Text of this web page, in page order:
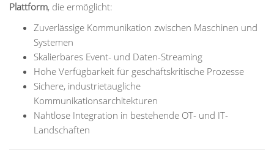
Plattform, die ermöglicht:
Zuverlässige Kommunikation zwischen Maschinen und
Systemen
Skalierbares Event- und Daten-Streaming
Hohe Verfügbarkeit für geschäftskritische Prozesse
Sichere, industrietaugliche
Kommunikationsarchitekturen
Nahtlose Integration in bestehende OT- und IT-
Landschaften